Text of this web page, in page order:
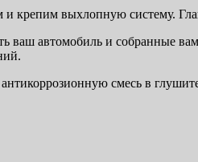
крепим выхлопную систему.
ваш автомобиль и собранные
смесь в